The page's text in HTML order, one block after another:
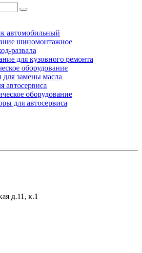
автомобильный
шиномонтажное
развала
для кузовного ремонта
оборудование
для замены масла
автосервиса
оборудование
для автосервиса
д.11, к.1